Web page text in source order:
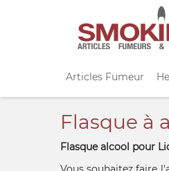
Articles Fumeur
Flasque à
Flasque alcool pour